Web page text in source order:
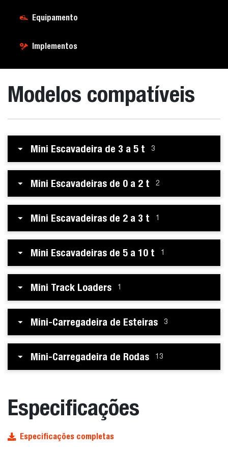
Equipamento
Implementos
Modelos compatíveis
Mini Escavadeira de 3 a 5 t 3
Mini Escavadeiras de 0 a 2 t 2
Mini Escavadeiras de 2 a 3 t 1
Mini Escavadeiras de 5 a 10 t 1
Mini Track Loaders 1
Mini-Carregadeira de Esteiras 3
Mini-Carregadeira de Rodas 13
Especificações
Especificações completas